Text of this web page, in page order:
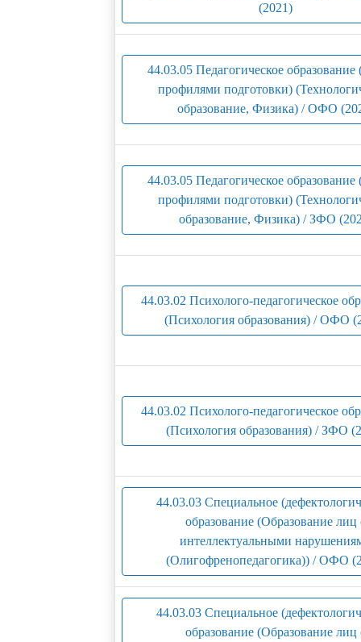
(2021)
44.03.05 Педагогическое образование
профилями подготовки)
образование, Физика) / ОФО
44.03.05 Педагогическое образование
профилями подготовки)
образование, Физика) / ЗФО
44.03.02 Психолого-педагогическое
(Психология образования) / ОФО
44.03.02 Психолого-педагогическое
(Психология образования) / ЗФО
44.03.03 Специальное
образование (Образование лиц
интеллектуальными
(Олигофренопедагогика)) / ОФО
44.03.03 Специальное
образование (Образование лиц